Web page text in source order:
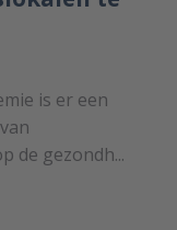
is er een
de gezondh...